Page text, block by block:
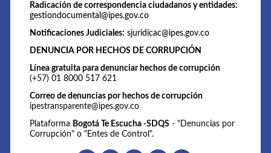
Radicación de correspondencia ciudadanos y entidades:
gestiondocumental@ipes.gov.co
Notificaciones Judiciales: sjuridicac@ipes.gov.co
DENUNCIA POR HECHOS DE CORRUPCIÓN
Línea gratuita para denunciar hechos de corrupción
(+57) 01 8000 517 621
Correo de denuncias por hechos de corrupción
ipestransparente@ipes.gov.co
Plataforma Bogotá Te Escucha -SDQS - "Denuncias por
Corrupción" o "Entes de Control".